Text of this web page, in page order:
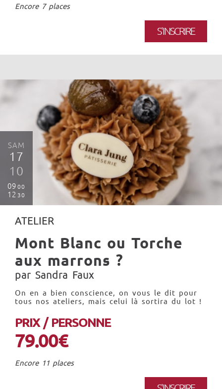
Encore 7 places
S'INSCRIRE
SAM
17
10
09 00
12 30
ATELIER
Mont Blanc ou Torche
aux marrons ?
par Sandra Faux
On en a bien conscience, on vous le dit pour
tous nos ateliers, mais celui là sortira du lot !
PRIX / PERSONNE
79.00€
Encore 11 places